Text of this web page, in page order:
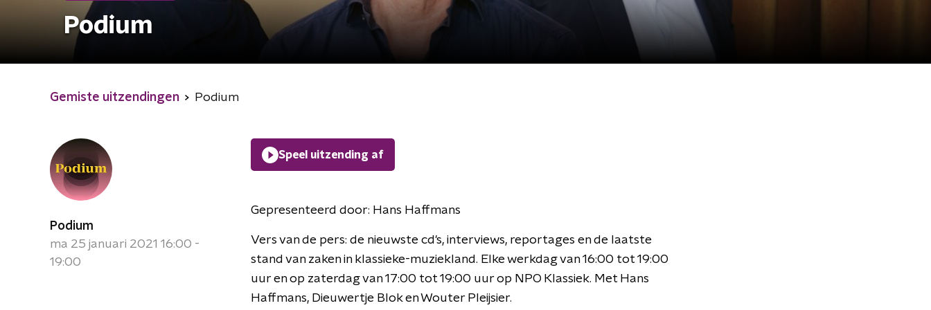
Podium
Gemiste uitzendingen Podium
Podium
ma 25 januari 2021 16:00 -
19:00
Speel uitzending af
Gepresenteerd door: Hans Haffmans
Vers van de pers: de nieuwste cd's, interviews, reportages en de laatste
stand van zaken in klassieke-muziekland. Elke werkdag van 16:00 tot 19:00
uur en op zaterdag van 17:00 tot 19:00 uur op NPO Klassiek. Met Hans
Haffmans, Dieuwertje Blok en Wouter Pleijsier.